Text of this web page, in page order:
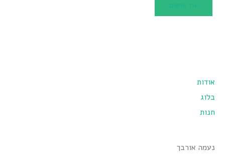
עוד פרטים
אודות
בלוג
חנות
נעמה אורבך